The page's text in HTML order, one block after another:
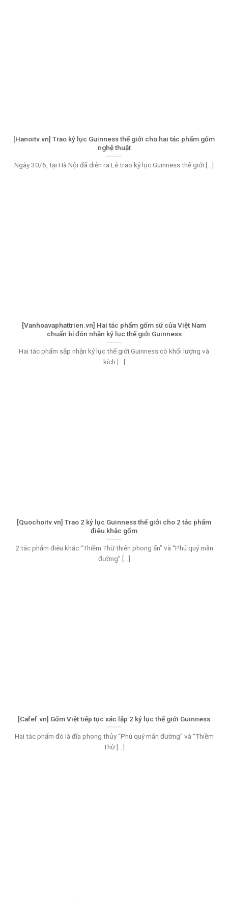
[Hanoitv.vn] Trao kỷ lục Guinness thế giới cho hai tác phẩm gốm
nghệ thuật
Ngày 30/6, tại Hà Nội đã diễn ra Lễ trao kỷ lục Guinness thế giới [...]
[Vanhoavaphattrien.vn] Hai tác phẩm gốm sứ của Việt Nam
chuẩn bị đón nhận kỷ lục thế giới Guinness
Hai tác phẩm sắp nhận kỷ lục thế giới Guinness có khối lượng và
kích [...]
[Quochoitv.vn] Trao 2 kỷ lục Guinness thế giới cho 2 tác phẩm
điêu khắc gốm
2 tác phẩm điêu khắc “Thiềm Thừ thiên phong ấn” và “Phú quý mãn
đường” [...]
[Cafef.vn] Gốm Việt tiếp tục xác lập 2 kỷ lục thế giới Guinness
Hai tác phẩm đó là đĩa phong thủy “Phú quý mãn đường” và “Thiềm
Thừ [...]